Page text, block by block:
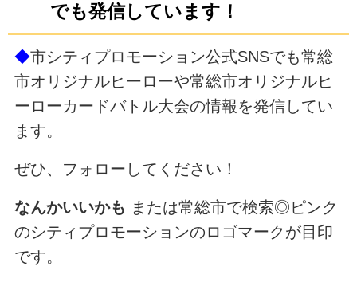
でも発信しています！
◆市シティプロモーション公式SNSでも常総
市オリジナルヒーローや常総市オリジナルヒ
ーローカードバトル大会の情報を発信してい
ます。
ぜひ、フォローしてください！
なんかいいかも または常総市で検索◎ピンク
のシティプロモーションのロゴマークが目印
です。